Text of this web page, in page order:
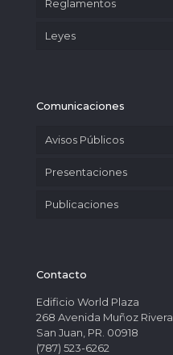
Reglamentos
Leyes
Comunicaciones
Avisos Públicos
Presentaciones
Publicaciones
Contacto
Edificio World Plaza
268 Avenida Muñoz Rivera,
San Juan, PR. 00918
(787) 523-6262